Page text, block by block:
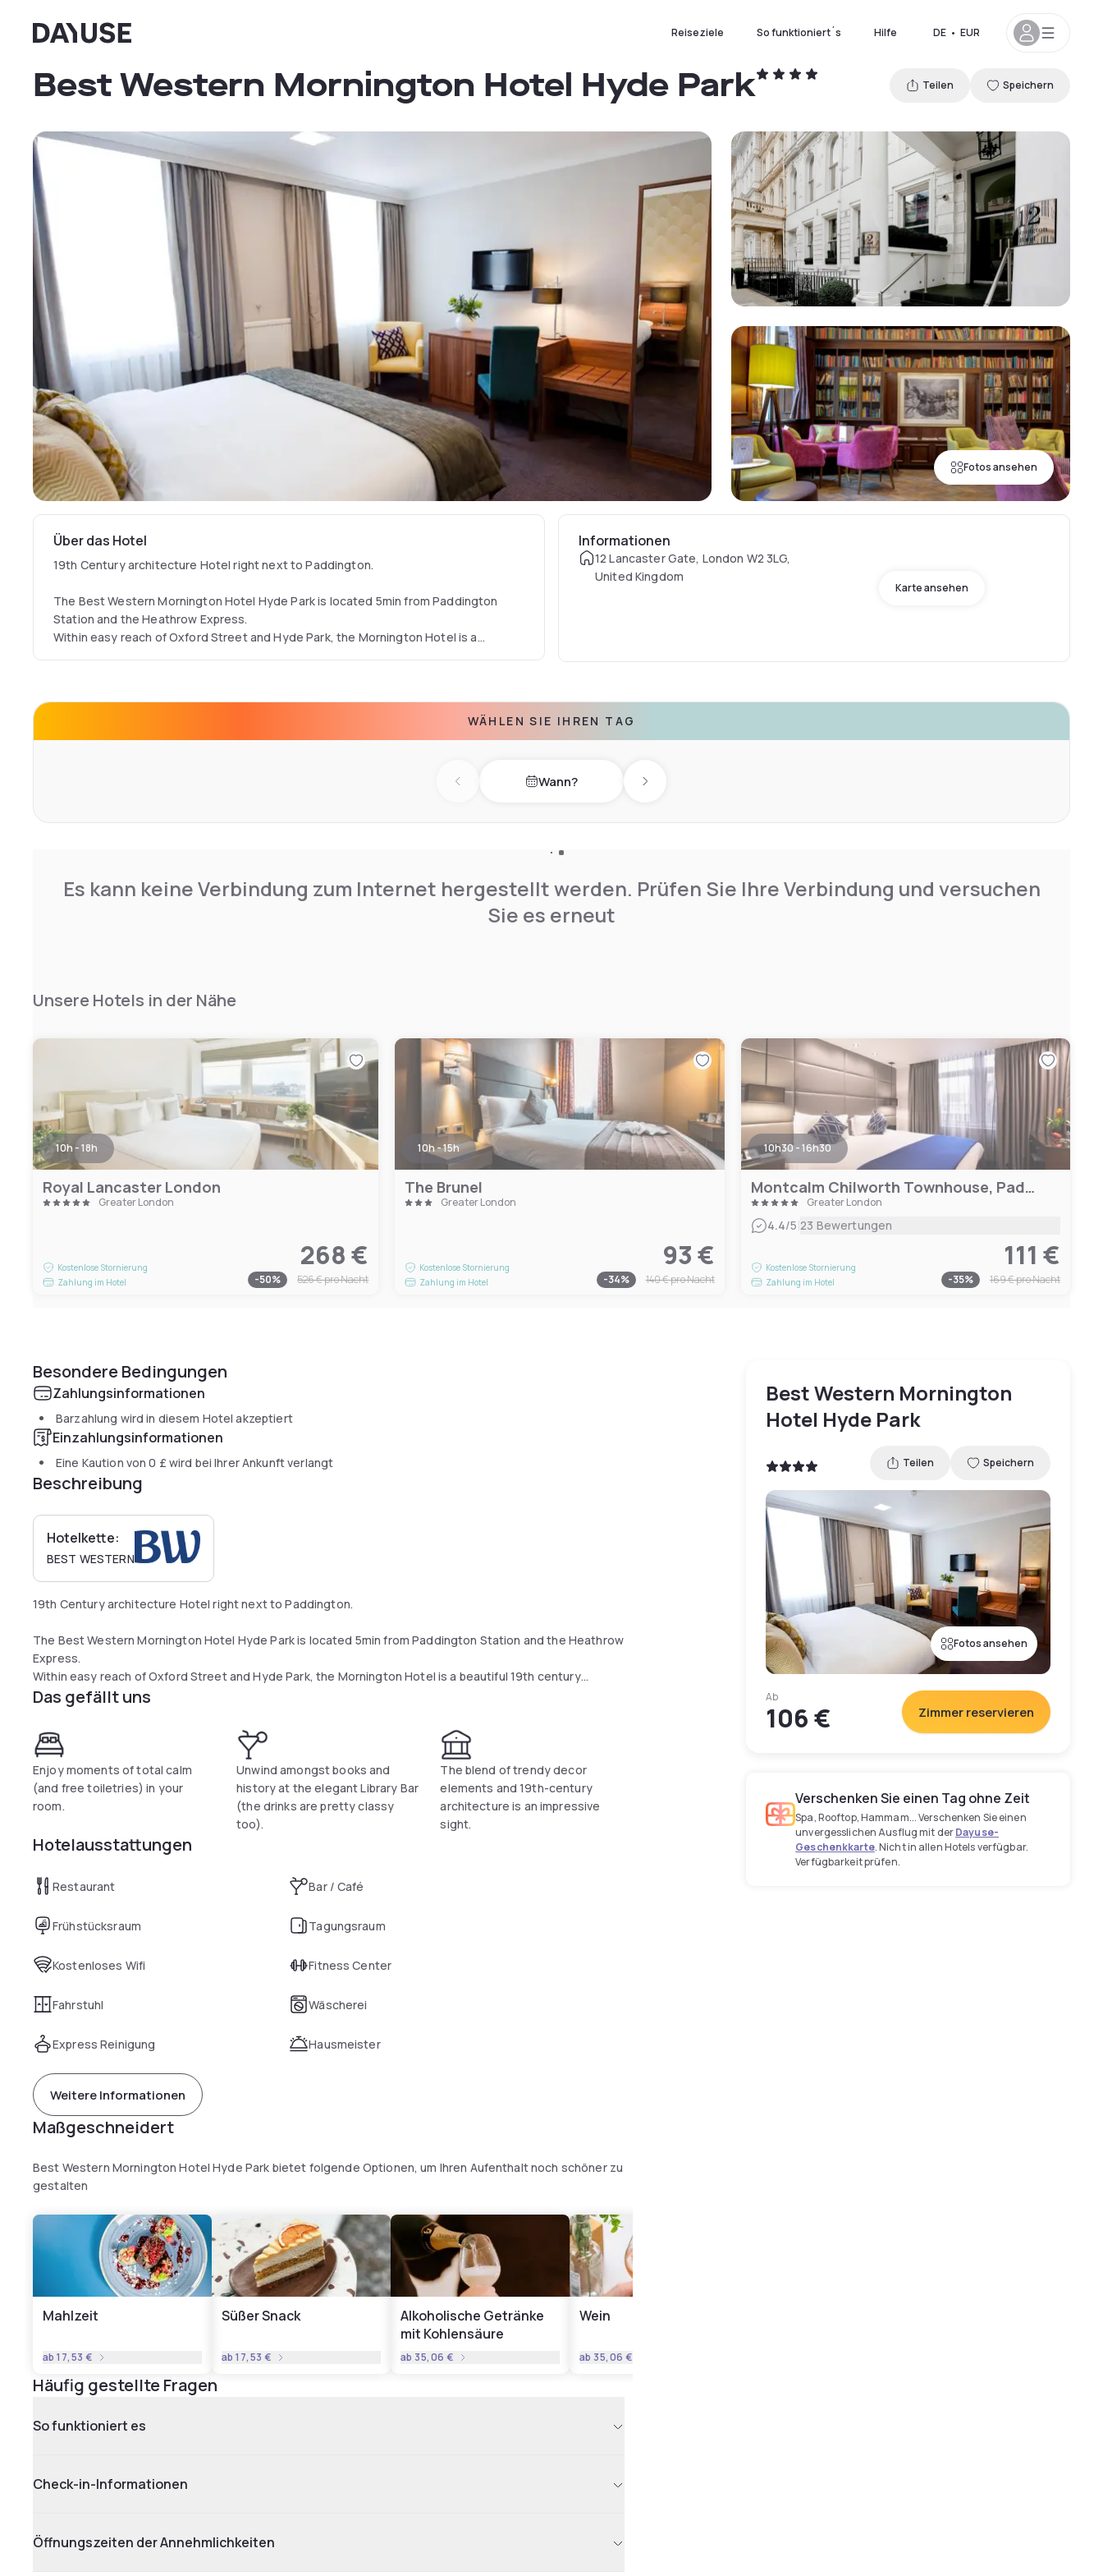
Dayuse Reiseziele So funktioniert´s Hilfe DE • EUR
Fotos ansehen
Best Western Mornington Hotel Hyde Park Teilen Speichern
Über das Hotel
19th Century architecture Hotel right next to Paddington.
The Best Western Mornington Hotel Hyde Park is located 5min from Paddington
Station and the Heathrow Express.
Within easy reach of Oxford Street and Hyde Park, the Mornington Hotel is a
The hotel has a relaxing lounge, a conference room and an elegant Library Bar.
Informationen
12 Lancaster Gate, London W2 3LG,
United Kingdom
Karte ansehen
WÄHLEN SIE IHREN TAG
Previous day Wann? Next day
Es kann keine Verbindung zum Internet hergestellt werden. Prüfen Sie Ihre Verbindung und versuchen
Sie es erneut
Unsere Hotels in der Nähe
10h - 18h
Royal Lancaster London
Greater London
Kostenlose Stornierung
Zahlung im Hotel
268 €
-50% 526 €pro Nacht
10h - 15h
The Brunel
Greater London
Kostenlose Stornierung
Zahlung im Hotel
93 €
-34% 140 €pro Nacht
10h30 - 16h30
Montcalm Chilworth Townhouse, Paddington
Greater London
4.4/5|23 Bewertungen
Kostenlose Stornierung
Zahlung im Hotel
111 €
-35% 169 €pro Nacht
Besondere Bedingungen
Zahlungsinformationen
Barzahlung wird in diesem Hotel akzeptiert
Einzahlungsinformationen
Eine Kaution von0 £wird bei Ihrer Ankunft verlangt
Beschreibung
Hotelkette:
BEST WESTERN
19th Century architecture Hotel right next to Paddington.
The Best Western Mornington Hotel Hyde Park is located 5min from Paddington Station and the Heathrow
Express.
Within easy reach of Oxford Street and Hyde Park, the Mornington Hotel is a beautiful 19th century
building.
Recently refurbished, all the en-suite rooms have flat-screen TVs, air conditioning, tea and coffee
facilities, WiFi and free toiletries.
The hotel has a relaxing lounge, a conference room and an elegant Library Bar.
Das gefällt uns
Enjoy moments of total calm
(and free toiletries) in your
room.
Unwind amongst books and
history at the elegant Library Bar
(the drinks are pretty classy
too).
The blend of trendy decor
elements and 19th-century
architecture is an impressive
sight.
Hotelausstattungen
Restaurant Bar / Café
Frühstücksraum Tagungsraum
Kostenloses Wifi Fitness Center
Fahrstuhl Wäscherei
Express Reinigung Hausmeister
Weitere Informationen
Maßgeschneidert
Best Western Mornington Hotel Hyde Park bietet folgende Optionen, um Ihren Aufenthalt noch schöner zu
gestalten
Mahlzeit
ab17,53 €
Süßer Snack
ab17,53 €
Alkoholische Getränke
mit Kohlensäure
ab 35,06 €
Wein
ab 35,06 €
Häufig gestellte Fragen
So funktioniert es
Check-in-Informationen
Öffnungszeiten der Annehmlichkeiten
Best Western Mornington
Hotel Hyde Park
Teilen Speichern
Fotos ansehen
Ab
106 € Zimmer reservieren
Verschenken Sie einen Tag ohne Zeit
Spa, Rooftop, Hammam... Verschenken Sie einen
unvergesslichen Ausflug mit derDayuse-
Geschenkkarte. Nicht in allen Hotels verfügbar.
Verfügbarkeit prüfen.